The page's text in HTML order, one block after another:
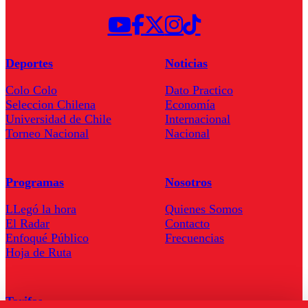
Deportes
Colo Colo
Seleccion Chilena
Universidad de Chile
Torneo Nacional
Noticias
Dato Practico
Economía
Internacional
Nacional
Programas
LLegó la hora
El Radar
Enfoqué Público
Hoja de Ruta
Nosotros
Quienes Somos
Contacto
Frecuencias
Tarifas